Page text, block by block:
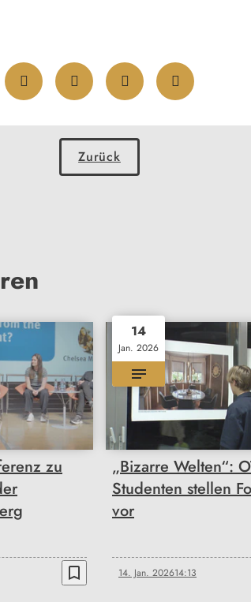
Zurück
zu
bookmark_border
14
Jan. 2026
„Bizarre Welten“:
Studenten stellen
vor
14. Jan. 202614:13